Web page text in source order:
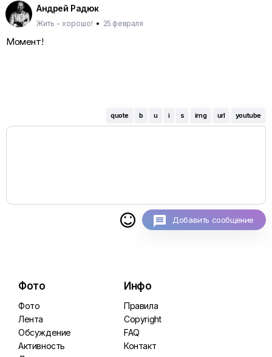
Андрей Радюк
Жить - хорошо! • 25 февраля
Момент!
quote b u i s img url youtube
 Добавить сообщение
Фото
Фото
Лента
Обсуждение
Активность
Инфо
Правила
Copyright
FAQ
Контакт